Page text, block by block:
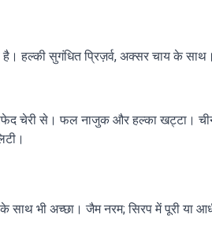
हल्की सुगंधित प्रिज़र्व, अक्सर चाय के
चेरी से। फल नाजुक और हल्का खट्टा।
भी अच्छा। जैम नरम; सिरप में पूरी या